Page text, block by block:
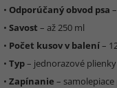
• Odporúčaný obvod psa
• Savost – až 250 ml
• Počet kusov v balení–
• Typ– jednorazové
• Zapínanie – samolepiace